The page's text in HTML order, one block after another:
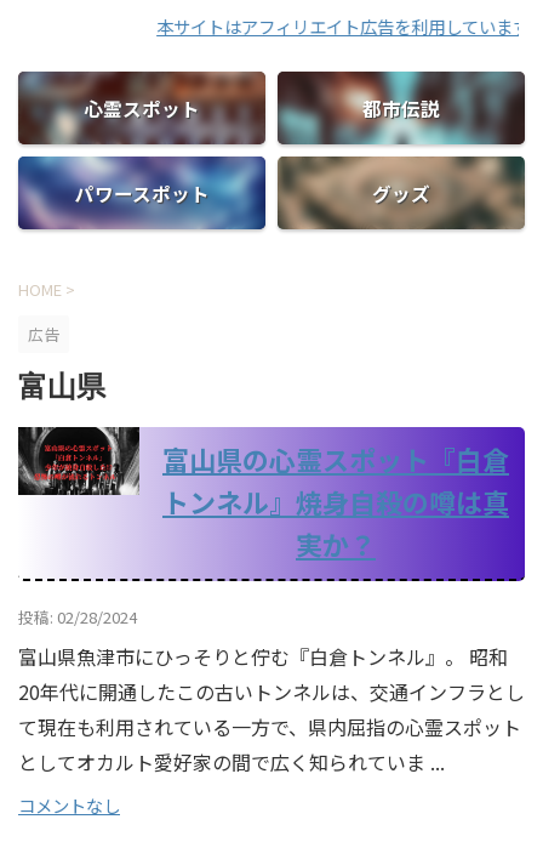
本サイトはアフィリエイト広告を利用しています。
心霊スポット 都市伝説
パワースポット グッズ
HOME >
広告
富山県
富山県の心霊スポット『白倉
トンネル』焼身自殺の噂は真
実か？
投稿: 02/28/2024
富山県魚津市にひっそりと佇む『白倉トンネル』。 昭和
20年代に開通したこの古いトンネルは、交通インフラとし
て現在も利用されている一方で、県内屈指の心霊スポット
としてオカルト愛好家の間で広く知られていま ...
コメントなし